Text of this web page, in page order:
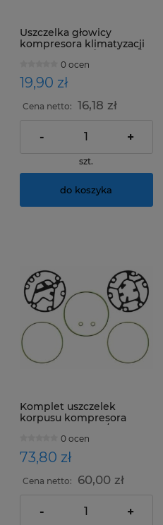
Uszczelka głowicy
kompresora klimatyzacji
0 ocen
19,90 zł
Cena netto: 16,18 zł
- +
szt.
do koszyka
Komplet uszczelek
korpusu kompresora
DIESEL KIKI TM13/ TM15HD
0 ocen
73,80 zł
Cena netto: 60,00 zł
- +